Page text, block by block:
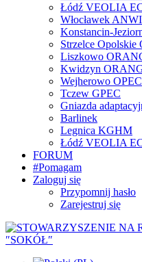
Łódź VEOLIA
Włocławek
Konstancin-
Strzelce
Liszkowo
Kwidzyn
Wejherowo OPEC
Tczew GPEC
Gniazda
Barlinek
Legnica KGHM
Łódź VEOLIA
FORUM
#Pomagam
Zaloguj się
Przypomnij hasło
Zarejestruj się